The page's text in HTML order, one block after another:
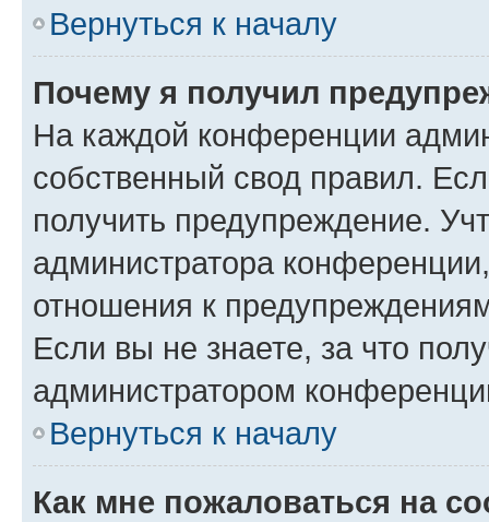
Вернуться к началу
Почему я получил
На каждой конференции
собственный свод правил.
получить предупреждение.
администратора
отношения к
Если вы не знаете, за что
администратором
Вернуться к началу
Как мне пожаловаться на